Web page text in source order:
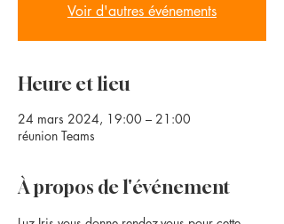
Voir d'autres événements
Heure et lieu
24 mars 2024, 19:00 – 21:00
réunion Teams
À propos de l'événement